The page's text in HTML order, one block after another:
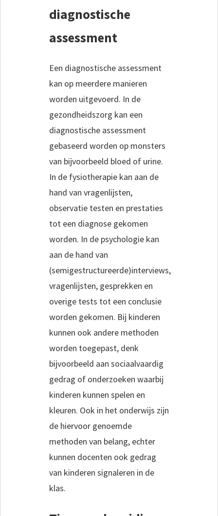
diagnostische
assessment
Een diagnostische assessment
kan op meerdere manieren
worden uitgevoerd. In de
gezondheidszorg kan een
diagnostische assessment
gebaseerd worden op monsters
van bijvoorbeeld bloed of urine.
In de fysiotherapie kan aan de
hand van vragenlijsten,
observatie testen en prestaties
tot een diagnose gekomen
worden. In de psychologie kan
aan de hand van
(semigestructureerde)interviews,
vragenlijsten, gesprekken en
overige tests tot een conclusie
worden gekomen. Bij kinderen
kunnen ook andere methoden
worden toegepast, denk
bijvoorbeeld aan sociaalvaardig
gedrag of onderzoeken waarbij
kinderen kunnen spelen en
kleuren. Ook in het onderwijs zijn
de hiervoor genoemde
methoden van belang, echter
kunnen docenten ook gedrag
van kinderen signaleren in de
klas.